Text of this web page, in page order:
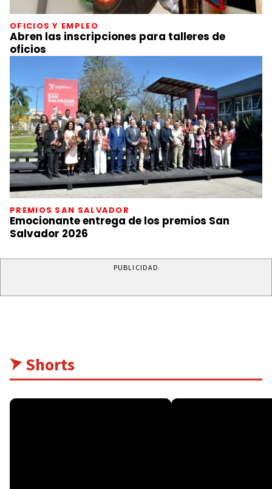
OFICIOS Y EMPLEO
Abren las inscripciones para talleres de
oficios
PREMIOS SAN SALVADOR
Emocionante entrega de los premios San
Salvador 2026
PUBLICIDAD
Shorts